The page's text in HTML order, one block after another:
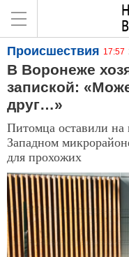
Происшествия 17:57
В Воронеже
запиской:
друг…»
Питомца оставили
Западном
для прохожих